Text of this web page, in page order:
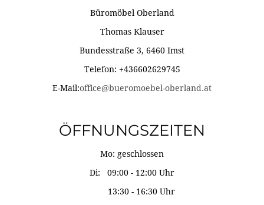
Büromöbel Oberland
Thomas Klauser
Bundesstraße 3, 6460 Imst
Telefon: +436602629745
E-Mail:office@bueromoebel-oberland.at
ÖFFNUNGSZEITEN
Mo: geschlossen
Di: 09:00 - 12:00 Uhr
13:30 - 16:30 Uhr